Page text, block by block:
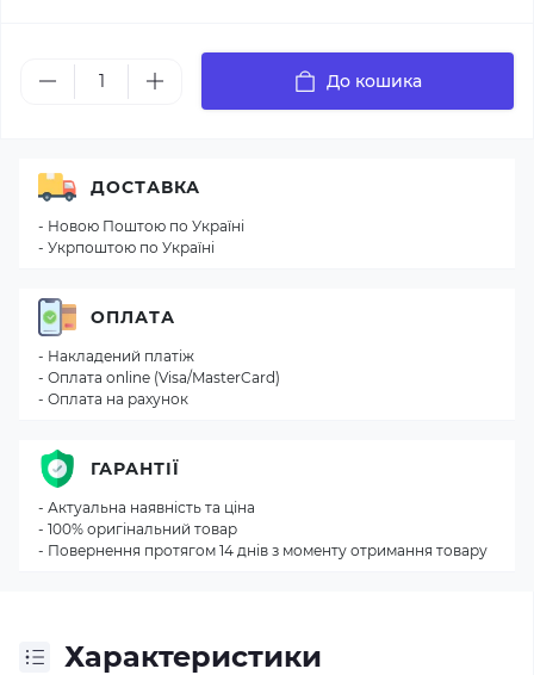
До кошика
Характеристики
ДОСТАВКА
- Новою Поштою по Україні
- Укрпоштою по Україні
ОПЛАТА
- Накладений платіж
- Оплата online (Visa/MasterCard)
- Оплата на рахунок
ГАРАНТІЇ
- Актуальна наявність та ціна
- 100% оригінальний товар
- Повернення протягом 14 днів з моменту отримання товару